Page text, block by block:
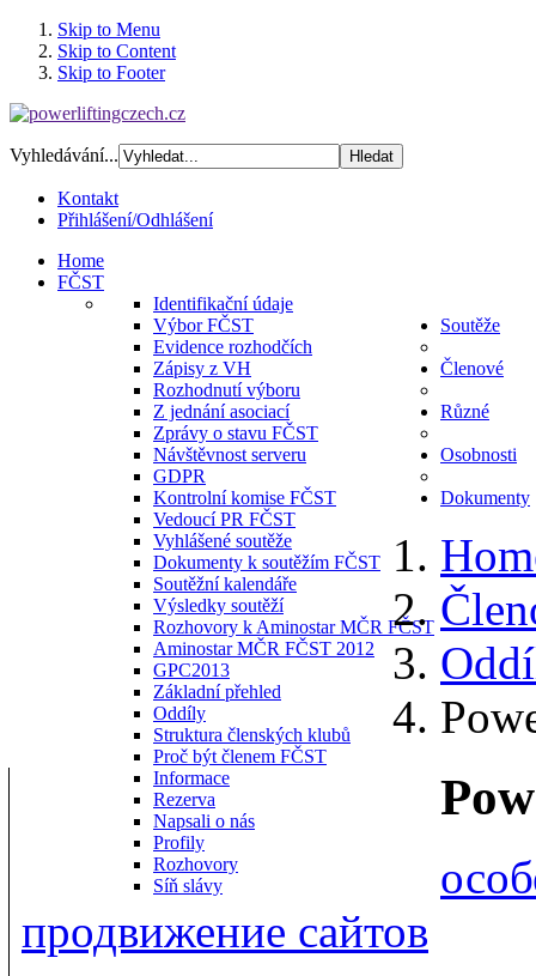
Skip to Menu
Skip to Content
Skip to Footer
Vyhledávání...
Kontakt
Přihlášení/Odhlášení
Home
FČST
Identifikační údaje
Výbor FČST
Evidence rozhodčích
Zápisy z VH
Rozhodnutí výboru
Z jednání asociací
Zprávy o stavu FČST
Návštěvnost serveru
GDPR
Kontrolní komise FČST
Vedoucí PR FČST
Soutěže
Vyhlášené soutěže
Dokumenty k soutěžím FČST
Soutěžní kalendáře
Výsledky soutěží
Rozhovory k Aminostar MČR FČST
Aminostar MČR FČST 2012
GPC2013
Členové
Základní přehled
Oddíly
Struktura členských klubů
Proč být členem FČST
Různé
Informace
Rezerva
Osobnosti
Napsali o nás
Profily
Rozhovory
Síň slávy
Dokumenty
продвижение сайтов